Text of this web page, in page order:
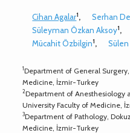
Cihan Agalar1, Serhan
Süleyman Özkan Aksoy1,
Mücahit Özbilgin1, Sülen
1Department of General
Medicine, İzmir-Turkey
2Department of Anesthesiology
University Faculty of Medicine,
3Department of Pathology,
Medicine, İzmir-Turkey